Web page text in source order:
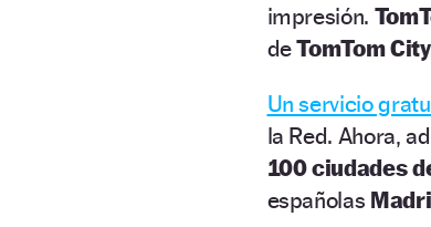
impresión.
deTomTom
Un servicio
la Red. Ahora,
100 ciudades
españolas